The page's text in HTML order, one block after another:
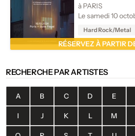
à PARIS
Le samedi 10
Hard Rock/Metal
RÉSERVEZ À PARTIR
RECHERCHE PAR ARTISTES
A B C D E
I J K L M